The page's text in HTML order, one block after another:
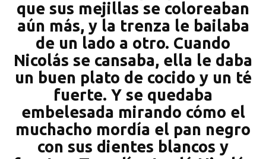
que sus mejillas se coloreaban
aún más, y la trenza le bailaba
de un lado a otro. Cuando
Nicolás se cansaba, ella le daba
un buen plato de cocido y un té
fuerte. Y se quedaba
embelesada mirando cómo el
muchacho mordía el pan negro
con sus dientes blancos y